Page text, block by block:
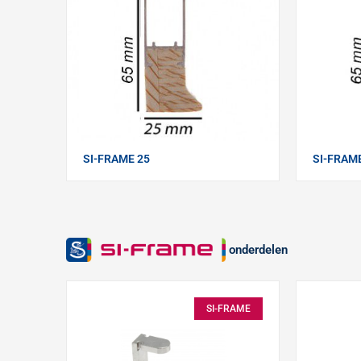
SI-FRAME 25 SI-
onderdelen
SI-FRAME